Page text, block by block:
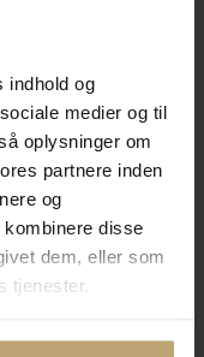
indhold og
medier og til
oplysninger om
partnere inden
og
disse
dem, eller som
tjenester.
sølv m.14kt